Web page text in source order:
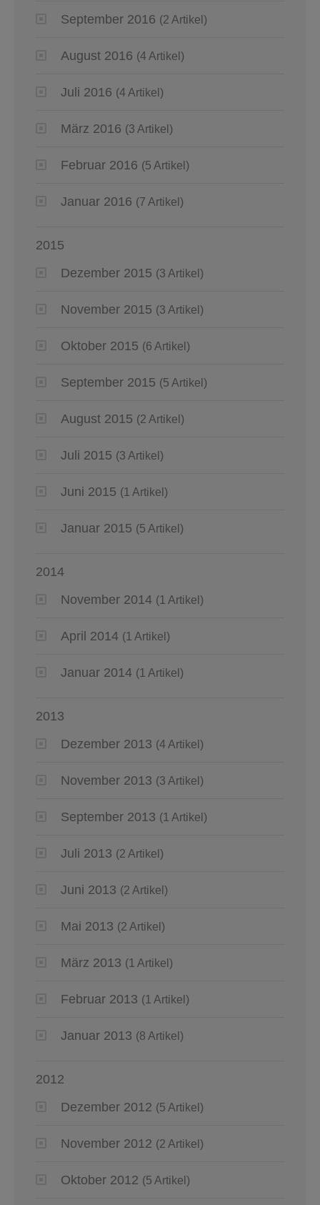
September 2016 (2 Artikel)
August 2016 (4 Artikel)
Juli 2016 (4 Artikel)
März 2016 (3 Artikel)
Februar 2016 (5 Artikel)
Januar 2016 (7 Artikel)
2015
Dezember 2015 (3 Artikel)
November 2015 (3 Artikel)
Oktober 2015 (6 Artikel)
September 2015 (5 Artikel)
August 2015 (2 Artikel)
Juli 2015 (3 Artikel)
Juni 2015 (1 Artikel)
Januar 2015 (5 Artikel)
2014
November 2014 (1 Artikel)
April 2014 (1 Artikel)
Januar 2014 (1 Artikel)
2013
Dezember 2013 (4 Artikel)
November 2013 (3 Artikel)
September 2013 (1 Artikel)
Juli 2013 (2 Artikel)
Juni 2013 (2 Artikel)
Mai 2013 (2 Artikel)
März 2013 (1 Artikel)
Februar 2013 (1 Artikel)
Januar 2013 (8 Artikel)
2012
Dezember 2012 (5 Artikel)
November 2012 (2 Artikel)
Oktober 2012 (5 Artikel)